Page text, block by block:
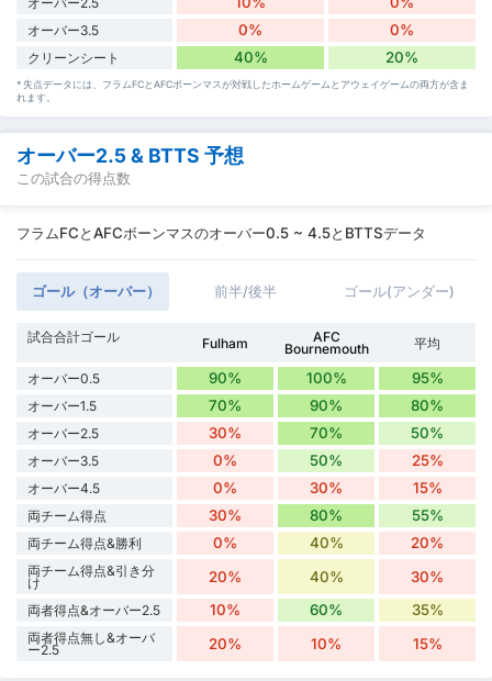
オーバー3.5 0% 0%
クリーンシート 40% 20%
* 失点データには、フラムFCとAFCボーンマスが対戦したホームゲームとアウェイゲームの両方が含ま
れます。
オーバー2.5 & BTTS 予想
この試合の得点数
フラムFCとAFCボーンマスのオーバー0.5 ~ 4.5とBTTSデータ
ゴール（オーバー） 前半/後半 ゴール(アンダー)
試合合計ゴール Fulham AFC
Bournemouth 平均
オーバー0.5 90% 100% 95%
オーバー1.5 70% 90% 80%
オーバー2.5 30% 70% 50%
オーバー3.5 0% 50% 25%
オーバー4.5 0% 30% 15%
両チーム得点 30% 80% 55%
両チーム得点&勝利 0% 40% 20%
両チーム得点&引き分
け 20% 40% 30%
両者得点&オーバー2.5 10% 60% 35%
両者得点無し&オーバ
ー2.5 20% 10% 15%